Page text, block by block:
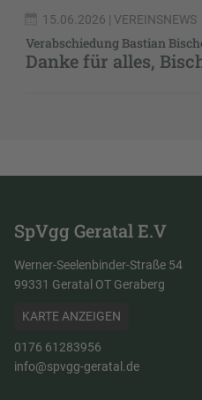
15.06.2026 | VEREINSNEWS
Verabschiedung Bastian
Danke für alles,
SpVgg Geratal E.V
Werner-Seelenbinder-Straße 54
99331 Geratal OT Geraberg
KARTE ANZEIGEN
0176 61283956
info@spvgg-geratal.de